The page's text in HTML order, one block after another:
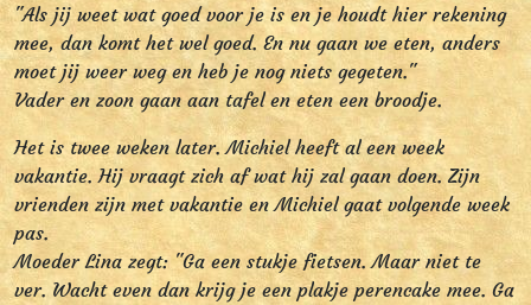
"Als jij weet wat goed voor je is en je houdt hier rekening
mee, dan komt het wel goed. En nu gaan we eten, anders
moet jij weer weg en heb je nog niets gegeten."
Vader en zoon gaan aan tafel en eten een broodje.
Het is twee weken later. Michiel heeft al een week
vakantie. Hij vraagt zich af wat hij zal gaan doen. Zijn
vrienden zijn met vakantie en Michiel gaat volgende week
pas.
Moeder Lina zegt: "Ga een stukje fietsen. Maar niet te
ver. Wacht even dan krijg je een plakje perencake mee. Ga